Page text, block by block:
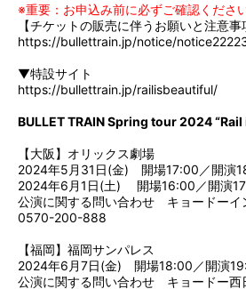
※重要：お申込み前に必ずご確認ください
【チケットの販売に伴うお願いと注意事
https://bullettrain.jp/notice/
▼特設サイト
https://bullettrain.jp/railisbeautiful/
BULLET TRAIN Spring tour 2024
【大阪】オリックス劇場
2024年5月31日(金) 開場17:00／開演
2024年6月1日(土) 開場16:00／開演
公演に関する問い合わせ キョードーイ
0570-200-888
【福岡】福岡サンパレス
2024年6月7日(金) 開場18:00／開演
公演に関する問い合わせ キョードー